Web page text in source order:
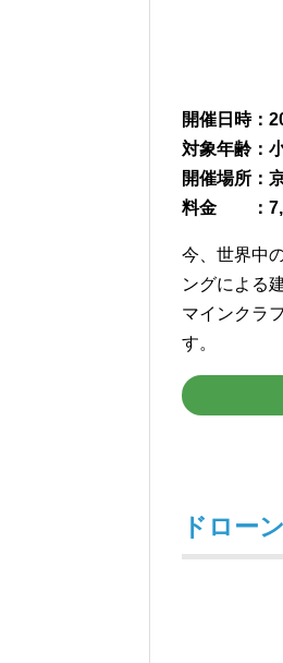
開催日時：
対象年齢：
開催場所：
料金 ：
今、世界中
ングによる
マインクラ
す。
ドロー